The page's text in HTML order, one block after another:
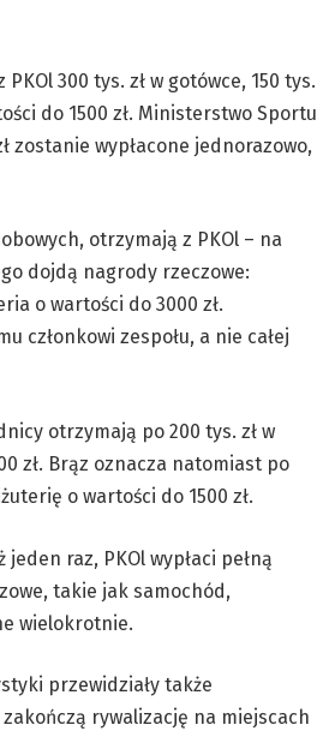
300 tys. zł w gotówce, 150 tys.
do 1500 zł. Ministerstwo Sportu
zostanie wypłacone jednorazowo,
otrzymają z PKOl – na
dojdą nagrody rzeczowe:
o wartości do 3000 zł.
członkowi zespołu, a nie całej
otrzymają po 200 tys. zł w
zł. Brąz oznacza natomiast po
o wartości do 1500 zł.
raz, PKOl wypłaci pełną
takie jak samochód,
wielokrotnie.
przewidziały także
rywalizację na miejscach